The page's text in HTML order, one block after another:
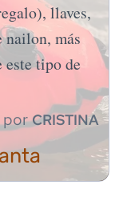
llaves,
nailon, más
tipo de
porCRISTINA